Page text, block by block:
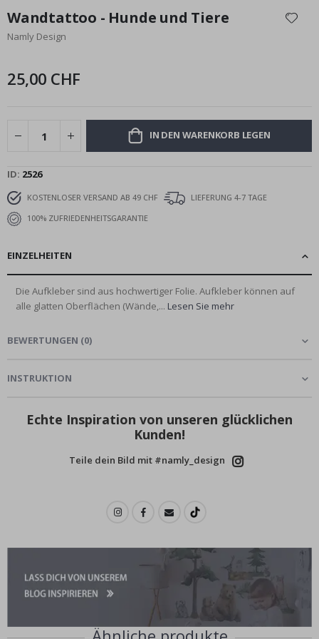
der
Bildgalerie
Wandtattoo - Hunde und Tiere
Namly Design
25,00 CHF
IN DEN WARENKORB LEGEN
ID 2526
KOSTENLOSER VERSAND AB 49 CHF
LIEFERUNG 4-7 TAGE
100% ZUFRIEDENHEITSGARANTIE
EINZELHEITEN
Die Aufkleber sind aus hochwertiger Folie. Aufkleber können auf
alle glatten Oberflächen (Wände,... Lesen Sie mehr
BEWERTUNGEN (0)
INSTRUKTION
Echte Inspiration von unseren glücklichen
Kunden!
Teile dein Bild mit #namly_design